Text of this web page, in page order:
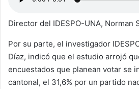
Director del IDESPO-UNA, Norman
Por su parte, el investigador
Díaz, indicó que el estudio arrojó
encuestados que planean votar se
cantonal, el 31,6% por un partido